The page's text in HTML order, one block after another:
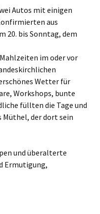
Autos mit einigen
aus
20. bis Sonntag, dem
im oder vor
Wetter für
Workshops, bunte
füllten die Tage und
Müthel, der dort sein
und überalterte
Ermutigung,